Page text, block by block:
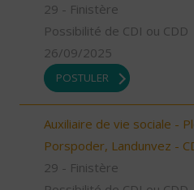
29 - Finistère
Possibilité de CDI ou CDD
26/09/2025
POSTULER
Auxiliaire de vie sociale -
Porspoder, Landunvez -
29 - Finistère